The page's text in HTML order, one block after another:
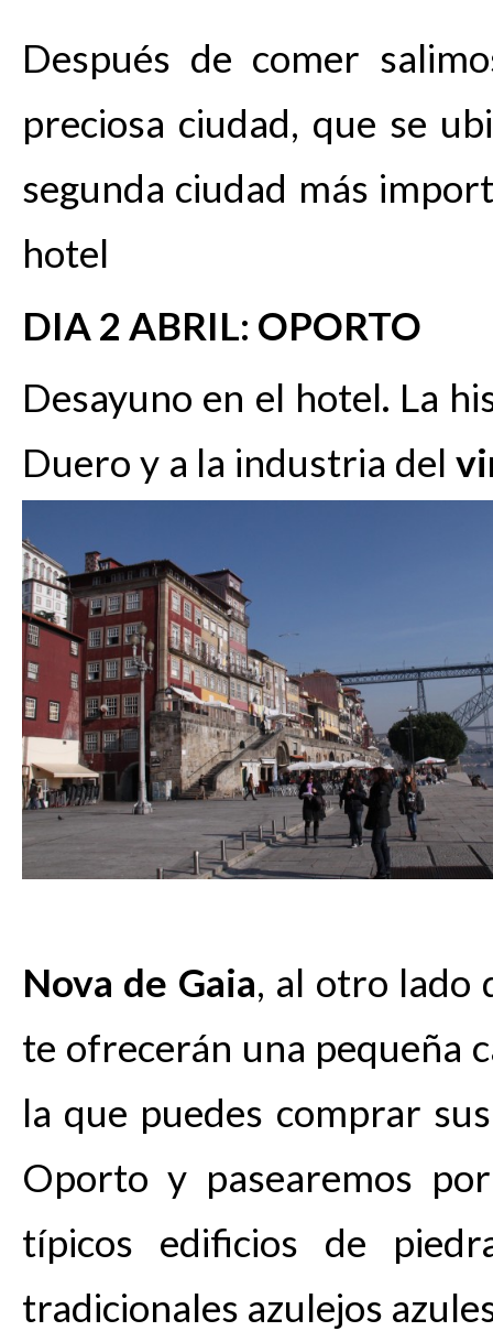
Después de comer
preciosa ciudad, que se
segunda ciudad más
hotel
DIA 2 ABRIL: OPORTO
Desayuno en el hotel. La
Duero y a la industria del
Nova de Gaia, al otro lado
te ofrecerán una pequeña
la que puedes comprar
Oporto y pasearemos
típicos edificios de
tradicionales azulejos